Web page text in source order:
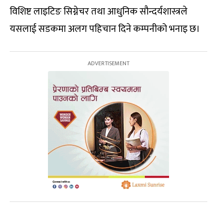
विशिष्ट लाइटिङ सिग्नेचर तथा आधुनिक सौन्दर्यशास्त्रले
यसलाई सडकमा अलग पहिचान दिने कम्पनीको भनाइ छ।